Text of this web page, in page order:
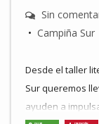
Sin
• Campiña Sur
Desde el taller
Sur queremos
ayuden a